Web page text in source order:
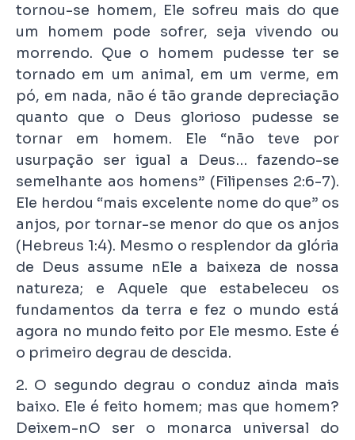
tornou-se homem, Ele sofreu mais do que
um homem pode sofrer, seja vivendo ou
morrendo. Que o homem pudesse ter se
tornado em um animal, em um verme, em
pó, em nada, não é tão grande depreciação
quanto que o Deus glorioso pudesse se
tornar em homem. Ele “não teve por
usurpação ser igual a Deus… fazendo-se
semelhante aos homens” (Filipenses 2:6-7).
Ele herdou “mais excelente nome do que” os
anjos, por tornar-se menor do que os anjos
(Hebreus 1:4). Mesmo o resplendor da glória
de Deus assume nEle a baixeza de nossa
natureza; e Aquele que estabeleceu os
fundamentos da terra e fez o mundo está
agora no mundo feito por Ele mesmo. Este é
o primeiro degrau de descida.
2. O segundo degrau o conduz ainda mais
baixo. Ele é feito homem; mas que homem?
Deixem-nO ser o monarca universal do